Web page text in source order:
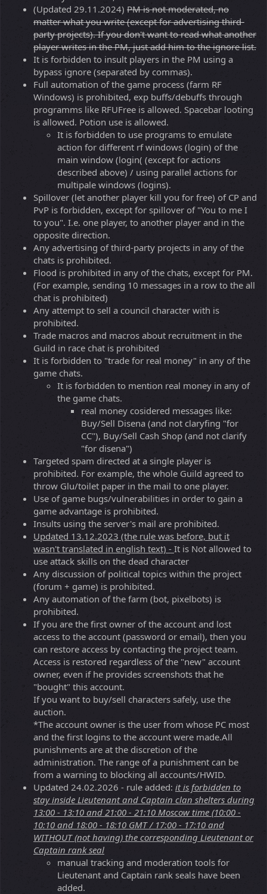
(Updated 29.11.2024) PM is not moderated, no
matter what you write (except for advertising third-
party projects). If you don't want to read what another
player writes in the PM, just add him to the ignore list.
It is forbidden to insult players in the PM using a
bypass ignore (separated by commas).
Full automation of the game process (farm RF
Windows) is prohibited, exp buffs/debuffs through
programms like RFUFree is allowed. Spacebar looting
is allowed. Potion use is allowed.
It is forbidden to use programs to emulate
action for different rf windows (login) of the
main window (login( (except for actions
described above) / using parallel actions for
multipale windows (logins).
Spillover (let another player kill you for free) of CP and
PvP is forbidden, except for spillover of "You to me I
to you". I.e. one player, to another player and in the
opposite direction.
Any advertising of third-party projects in any of the
chats is prohibited.
Flood is prohibited in any of the chats, except for PM.
(For example, sending 10 messages in a row to the all
chat is prohibited)
Any attempt to sell a council character with is
prohibited.
Trade macros and macros about recruitment in the
Guild in race chat is prohibited
It is forbidden to "trade for real money" in any of the
game chats.
It is forbidden to mention real money in any of
the game chats.
real money cosidered messages like:
Buy/Sell Disena (and not claryfing "for
CC"), Buy/Sell Cash Shop (and not clarify
"for disena")
Targeted spam directed at a single player is
prohibited. For example, the whole Guild agreed to
throw Glu/toilet paper in the mail to one player.
Use of game bugs/vulnerabilities in order to gain a
game advantage is prohibited.
Insults using the server's mail are prohibited.
Updated 13.12.2023 (the rule was before, but it
wasn't translated in english text) - It is Not allowed to
use attack skills on the dead character
Any discussion of political topics within the project
(forum + game) is prohibited.
Any automation of the farm (bot, pixelbots) is
prohibited.
If you are the first owner of the account and lost
access to the account (password or email), then you
can restore access by contacting the project team.
Access is restored regardless of the "new" account
owner, even if he provides screenshots that he
"bought" this account.
If you want to buy/sell characters safely, use the
auction.
*The account owner is the user from whose PC most
and the first logins to the account were made.All
punishments are at the discretion of the
administration. The range of a punishment can be
from a warning to blocking all accounts/HWID.
Updated 24.02.2026 - rule added: it is forbidden to
stay inside Lieutenant and Captain clan shelters during
13:00 - 13:10 and 21:00 - 21:10 Moscow time (10:00 -
10:10 and 18:00 - 18:10 GMT / 17:00 - 17:10 and
WITHOUT (not having) the corresponding Lieutenant or
Captain rank seal
manual tracking and moderation tools for
Lieutenant and Captain rank seals have been
added.